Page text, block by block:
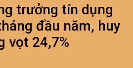
trưởng tín dụng
đầu năm, huy
vọt 24,7%